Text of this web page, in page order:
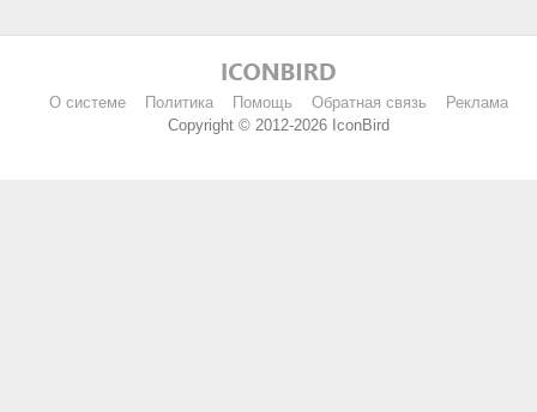
О системе Политика Помощь Обратная связь
Реклама
Copyright © 2012-2026 IconBird